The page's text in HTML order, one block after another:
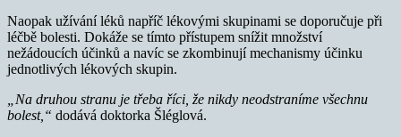
Naopak užívání léků napříč lékovými skupinami se doporučuje při
léčbě bolesti. Dokáže se tímto přístupem snížit množství
nežádoucích účinků a navíc se zkombinují mechanismy účinku
jednotlivých lékových skupin.
„Na druhou stranu je třeba říci, že nikdy neodstraníme všechnu
bolest,“ dodává doktorka Šléglová.